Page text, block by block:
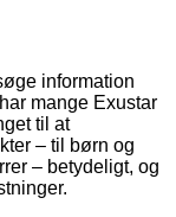
information
mange Exustar
til at
– til børn og
– betydeligt, og